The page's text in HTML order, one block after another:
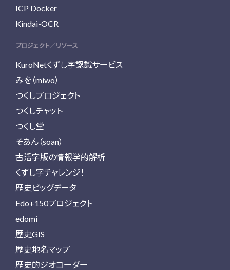
ICP Docker
Kindai-OCR
プロジェクト／リソース
KuroNetくずし字認識サービス
みを（miwo）
つくしプロジェクト
つくしチャット
つくし堂
そあん（soan）
古活字版の情報学的解析
くずし字チャレンジ！
歴史ビッグデータ
Edo+150プロジェクト
edomi
歴史GIS
歴史地名マップ
歴史的ジオコーダー